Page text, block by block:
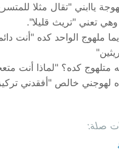
ياابني "تقال مثلا
تعني "تريث قليلا".
ملهوج الواحد كده "أنت
متلهوج كده؟ "لماذا أنت
لهوجني خالص "أفقدني
صلة: